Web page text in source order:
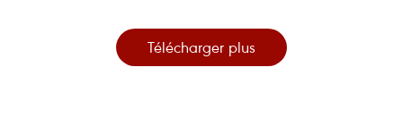
Télécharger plus